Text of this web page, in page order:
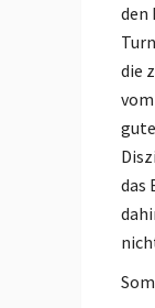
den
die
das